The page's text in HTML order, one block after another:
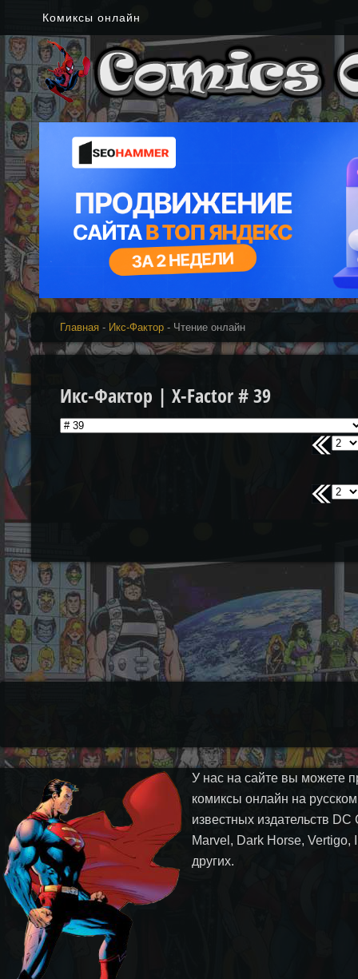
Комиксы онлайн
Главная - Икс-Фактор - Чтение онлайн
Икс-Фактор | X-Factor # 39
У нас на сайте вы можете
комиксы онлайн на
известных издательств DC
Marvel, Dark Horse, Vertigo,
других.